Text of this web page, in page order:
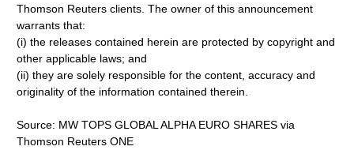
Thomson Reuters clients. The owner of this announcement
warrants that:
(i) the releases contained herein are protected by copyright and
other applicable laws; and
(ii) they are solely responsible for the content, accuracy and
originality of the information contained therein.
Source: MW TOPS GLOBAL ALPHA EURO SHARES via
Thomson Reuters ONE